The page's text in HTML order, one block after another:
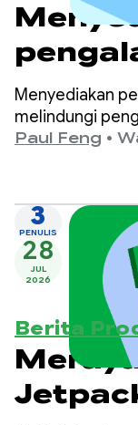
lebih
usia di
Menyediakan
melindungi
utama di
Paul Feng •
3
PENULIS
28
JUL
2026
Berita